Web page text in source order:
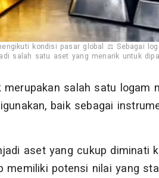
kondisi pasar global ⚖️ Sebagai
salah satu aset yang menarik untuk
merupakan salah satu logam
baik sebagai
aset yang cukup diminati
memiliki potensi nilai yang